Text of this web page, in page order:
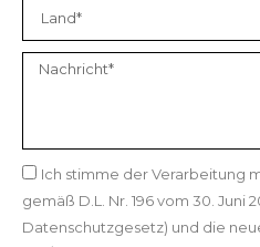
Ich stimme der Verarbeitung
gemäß D.L. Nr. 196 vom 30. Juni
Datenschutzgesetz) und die